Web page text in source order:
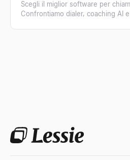
Scegli il miglior software per
Confrontiamo dialer, coaching AI